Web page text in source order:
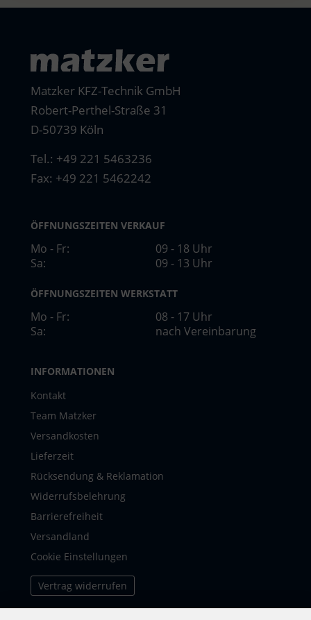
Matzker KFZ-Technik GmbH
Robert-Perthel-Straße 31
D-50739 Köln
Tel.: +49 221 5463236
Fax: +49 221 5462242
ÖFFNUNGSZEITEN VERKAUF
Mo - Fr:
09 - 18 Uhr
Sa:
09 - 13 Uhr
ÖFFNUNGSZEITEN WERKSTATT
Mo - Fr:
08 - 17 Uhr
Sa:
nach Vereinbarung
INFORMATIONEN
Kontakt
Team Matzker
Versandkosten
Lieferzeit
Rücksendung & Reklamation
Widerrufsbelehrung
Barrierefreiheit
Versandland
Cookie Einstellungen
Vertrag widerrufen